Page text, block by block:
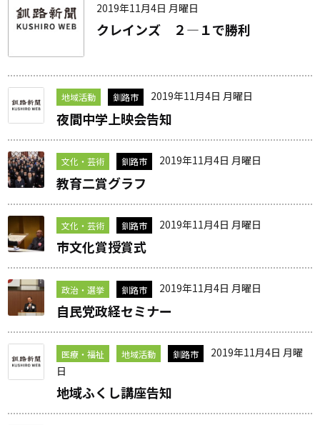
2019年11月4日 月曜日
クレインズ ２―１で勝利
地域活動 釧路市 2019年11月4日 月曜日
夜間中学上映会告知
文化・芸術 釧路市 2019年11月4日 月曜日
教育二賞グラフ
文化・芸術 釧路市 2019年11月4日 月曜日
市文化賞授賞式
政治・選挙 釧路市 2019年11月4日 月曜日
自民党政経セミナー
医療・福祉 地域活動 釧路市
2019年11月4日 月曜
日
地域ふくし講座告知